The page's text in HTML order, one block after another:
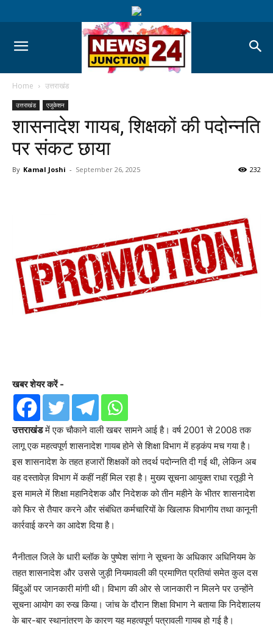
Home उत्तराखंड
उत्तराखंड एजुकेशन
शासनादेश गायब, शिक्षकों की पदोन्नति
पर संकट छाया
By Kamal Joshi - September 26, 2025 232
खबर शेयर करें -
उत्तराखंडमें एक चौकाने वाली खबर सामने आई है। वर्ष 2001 से 2008 तक
लागू एक महत्वपूर्ण शासनादेश गायब होने से शिक्षा विभाग में हड़कंप मच गया है।
इस शासनादेश के तहत हजारों शिक्षकों को तदर्थ पदोन्नति दी गई थी, लेकिन अब
वह दस्तावेज़ विभाग में कहीं नहीं मिल रहा है। मुख्य सूचना आयुक्त राधा रतूड़ी ने
इस मामले में शिक्षा महानिदेशक और निदेशक को तीन महीने के भीतर शासनादेश
को फिर से तैयार करने और संबंधित कर्मचारियों के खिलाफ विभागीय तथा कानूनी
कार्रवाई करने का आदेश दिया है।
नैनीताल जिले के धारी ब्लॉक के पुष्पेश सांगा ने सूचना के अधिकार अधिनियम के
तहत शासनादेश और उससे जुड़ी नियमावली की प्रमाणित प्रतियां समेत कुल दस
बिंदुओं पर जानकारी मांगी थी। विभाग की ओर से जानकारी न मिलने पर उन्होंने
सूचना आयोग का रुख किया। जांच के दौरान शिक्षा विभाग ने बताया कि निदेशालय
के बार-बार स्थानांतरण के कारण यह महत्वपूर्ण पत्रावली गायब हो गई है।